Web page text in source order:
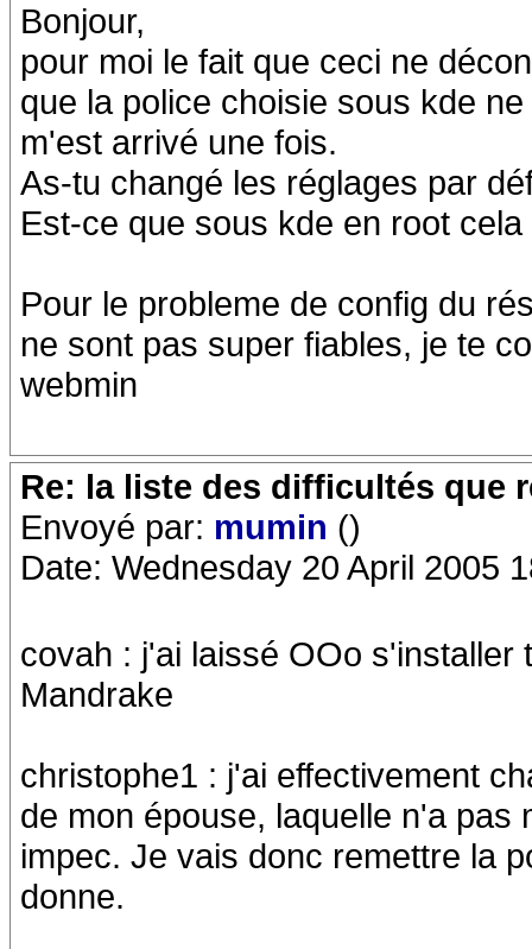
Bonjour,
pour moi le fait que ceci ne
que la police choisie sous kde
m'est arrivé une fois.
As-tu changé les réglages par
Est-ce que sous kde en root
Pour le probleme de config du
ne sont pas super fiables, je te
webmin
Re: la liste des difficultés que
Envoyé par: mumin ()
Date: Wednesday 20 April 2005
covah : j'ai laissé OOo s'installer
Mandrake
christophe1 : j'ai effectivement
de mon épouse, laquelle n'a pas
impec. Je vais donc remettre la
donne.